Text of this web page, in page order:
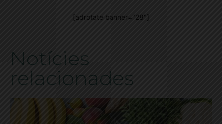
[adrotate banner="28"]
Notícies
relacionades